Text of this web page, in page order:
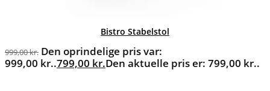
Bistro Stabelstol
999,00kr. Den oprindelige pris var:
999,00 kr..799,00 kr.Den aktuelle pris er: 799,00 kr..